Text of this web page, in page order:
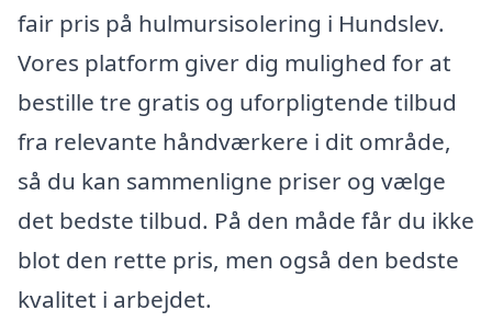
fair pris på hulmursisolering i Hundslev.
Vores platform giver dig mulighed for at
bestille tre gratis og uforpligtende tilbud
fra relevante håndværkere i dit område,
så du kan sammenligne priser og vælge
det bedste tilbud. På den måde får du ikke
blot den rette pris, men også den bedste
kvalitet i arbejdet.